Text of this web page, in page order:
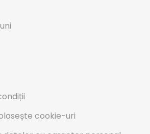
cookie-uri